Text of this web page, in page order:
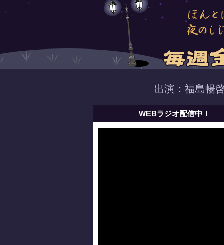
出演：福島暢
WEBラジオ配信中！